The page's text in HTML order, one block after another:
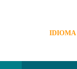
IDIOMA